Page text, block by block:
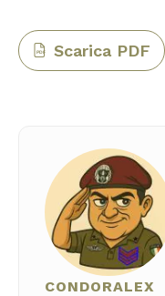
PDF Scarica PDF
CONDORALEX